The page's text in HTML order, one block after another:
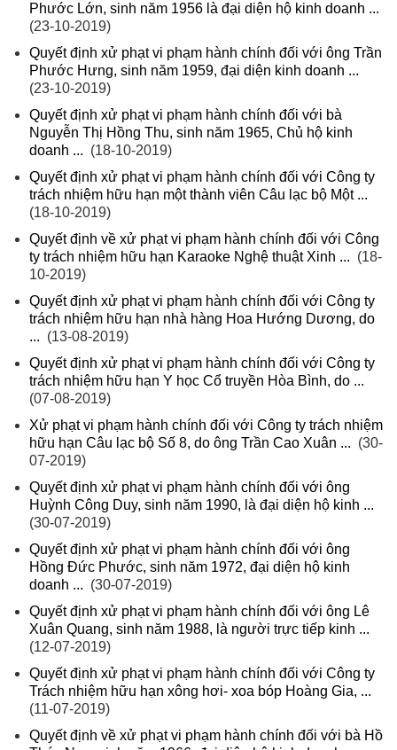
Phước Lớn, sinh năm 1956 là đại diện hộ kinh doanh ...
(23-10-2019)
Quyết định xử phạt vi phạm hành chính đối với ông Trần
Phước Hưng, sinh năm 1959, đại diện kinh doanh ...
(23-10-2019)
Quyết định xử phạt vi phạm hành chính đối với bà
Nguyễn Thị Hồng Thu, sinh năm 1965, Chủ hộ kinh
doanh ... (18-10-2019)
Quyết định xử phạt vi phạm hành chính đối với Công ty
trách nhiệm hữu hạn một thành viên Câu lạc bộ Một ...
(18-10-2019)
Quyết định về xử phạt vi phạm hành chính đối với Công
ty trách nhiệm hữu hạn Karaoke Nghệ thuật Xinh ... (18-
10-2019)
Quyết định xử phạt vi phạm hành chính đối với Công ty
trách nhiệm hữu hạn nhà hàng Hoa Hướng Dương, do
... (13-08-2019)
Quyết định xử phạt vi phạm hành chính đối với Công ty
trách nhiệm hữu hạn Y học Cổ truyền Hòa Bình, do ...
(07-08-2019)
Xử phạt vi phạm hành chính đối với Công ty trách nhiệm
hữu hạn Câu lạc bộ Số 8, do ông Trần Cao Xuân ... (30-
07-2019)
Quyết định xử phạt vi phạm hành chính đối với ông
Huỳnh Công Duy, sinh năm 1990, là đại diện hộ kinh ...
(30-07-2019)
Quyết định xử phạt vi phạm hành chính đối với ông
Hồng Đức Phước, sinh năm 1972, đại diện hộ kinh
doanh ... (30-07-2019)
Quyết định xử phạt vi phạm hành chính đối với ông Lê
Xuân Quang, sinh năm 1988, là người trực tiếp kinh ...
(12-07-2019)
Quyết định xử phạt vi phạm hành chính đối với Công ty
Trách nhiệm hữu hạn xông hơi- xoa bóp Hoàng Gia, ...
(11-07-2019)
Quyết định về xử phạt vi phạm hành chính đối với bà Hồ